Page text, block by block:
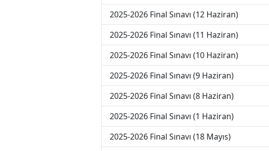
2025-2026 Final Sınavı (12 Haziran)
2025-2026 Final Sınavı (11 Haziran)
2025-2026 Final Sınavı (10 Haziran)
2025-2026 Final Sınavı (9 Haziran)
2025-2026 Final Sınavı (8 Haziran)
2025-2026 Final Sınavı (1 Haziran)
2025-2026 Final Sınavı (18 Mayıs)